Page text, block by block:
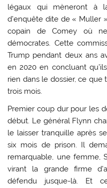
légaux qui mèneront à
d’enquête dite de « Muller
copain de Comey où
démocrates. Cette
Trump pendant deux ans
en 2020 en concluant
rien dans le dossier, ce
trois mois.
Premier coup dur pour les
début. Le général Flynn
le laisser tranquille après
six mois de prison. Il
remarquable, une femme,
virant la grande firme
défendu jusque-là. Et